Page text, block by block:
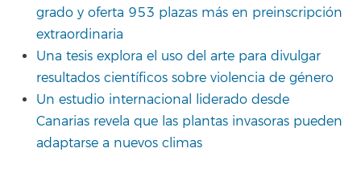
grado y oferta 953 plazas más en preinscripción
extraordinaria
Una tesis explora el uso del arte para divulgar
resultados científicos sobre violencia de género
Un estudio internacional liderado desde
Canarias revela que las plantas invasoras pueden
adaptarse a nuevos climas